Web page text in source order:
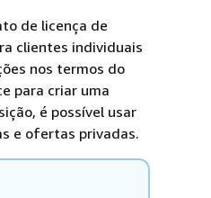
de licença de
clientes individuais
nos termos do
para criar uma
é possível usar
e ofertas privadas.